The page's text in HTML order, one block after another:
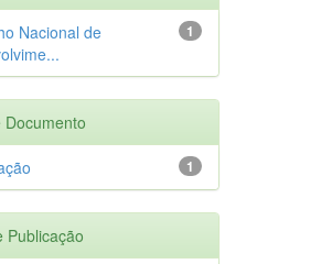
1
Nacional de
Documento
1
Publicação